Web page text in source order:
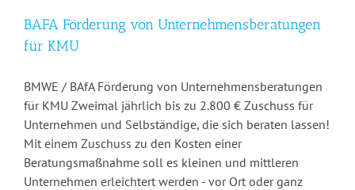
BAFA Förderung von Unternehmensberatungen
für KMU
BMWE / BAfA Förderung von Unternehmensberatungen
für KMU Zweimal jährlich bis zu 2.800 € Zuschuss für
Unternehmen und Selbständige, die sich beraten lassen!
Mit einem Zuschuss zu den Kosten einer
Beratungsmaßnahme soll es kleinen und mittleren
Unternehmen erleichtert werden - vor Ort oder ganz